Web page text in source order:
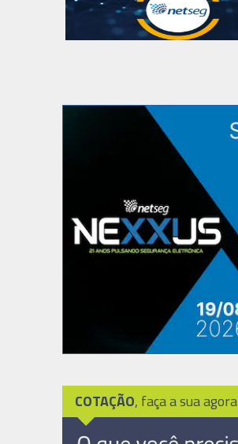
COTAÇÃO, faça a sua agora